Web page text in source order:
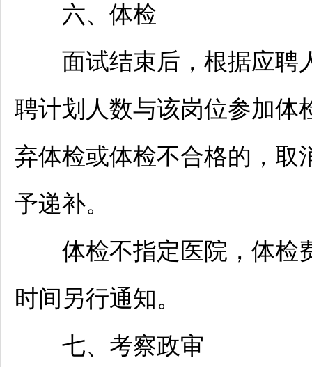
六、体检
面试结束后，根据应聘
聘计划人数与该岗位参加体
弃体检或体检不合格的，取
予递补。
体检不指定医院，体检
时间另行通知。
七、考察政审